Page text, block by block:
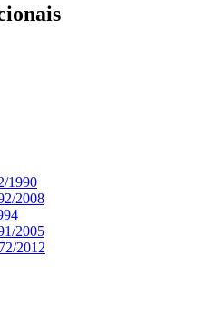
1990
2008
2005
2012